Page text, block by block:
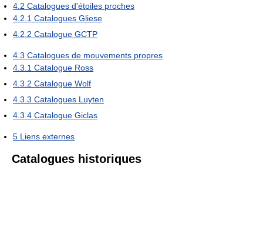
4.2 Catalogues d'étoiles proches
4.2.1 Catalogues Gliese
4.2.2 Catalogue GCTP
4.3 Catalogues de mouvements propres
4.3.1 Catalogue Ross
4.3.2 Catalogue Wolf
4.3.3 Catalogues Luyten
4.3.4 Catalogue Giclas
5 Liens externes
Catalogues historiques